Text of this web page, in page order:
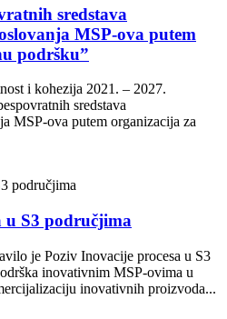
sredstava
MSP-ova putem
podršku”
i kohezija 2021. – 2027.
sredstava
MSP-ova putem organizacija za
u S3 područjima
je Poziv Inovacije procesa u S3
inovativnim MSP-ovima u
inovativnih proizvoda...